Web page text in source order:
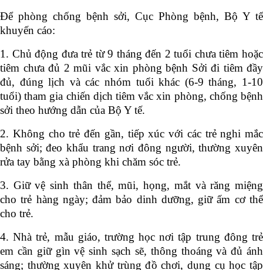
Để phòng chống bệnh sởi, Cục Phòng bệnh, Bộ Y tế
khuyến cáo:
1. Chủ động đưa trẻ từ 9 tháng đến 2 tuổi chưa tiêm hoặc
tiêm chưa đủ 2 mũi vắc xin phòng bệnh Sởi đi tiêm đầy
đủ, đúng lịch và các nhóm tuổi khác (6-9 tháng, 1-10
tuổi) tham gia chiến dịch tiêm vắc xin phòng, chống bệnh
sởi theo hướng dẫn của Bộ Y tế.
2. Không cho trẻ đến gần, tiếp xúc với các trẻ nghi mắc
bệnh sởi; đeo khẩu trang nơi đông người, thường xuyên
rửa tay bằng xà phòng khi chăm sóc trẻ.
3. Giữ vệ sinh thân thể, mũi, họng, mắt và răng miệng
cho trẻ hàng ngày; đảm bảo dinh dưỡng, giữ ấm cơ thể
cho trẻ.
4. Nhà trẻ, mẫu giáo, trường học nơi tập trung đông trẻ
em cần giữ gìn vệ sinh sạch sẽ, thông thoáng và đủ ánh
sáng; thường xuyên khử trùng đồ chơi, dụng cụ học tập